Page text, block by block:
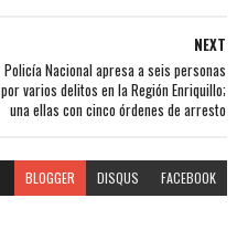
NEXT
Policía Nacional apresa a seis personas
por varios delitos en la Región Enriquillo;
una ellas con cinco órdenes de arresto
BLOGGER DISQUS FACEBOOK